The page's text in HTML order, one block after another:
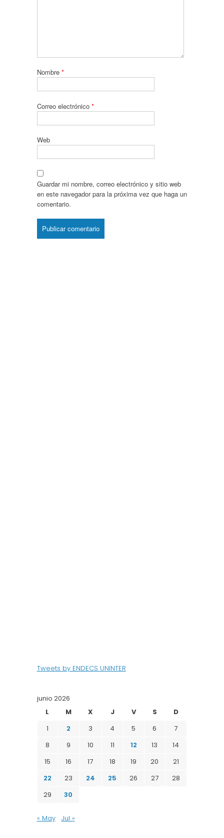
Nombre *
Correo electrónico *
Web
Guardar mi nombre, correo electrónico y sitio web
en este navegador para la próxima vez que haga un
comentario.
Tweets by ENDECS UNINTER
junio 2026
L
M X J V S
D
1
2 3 4 5 6
7
8
9 10 11 12 13
14
15
16 17 18 19 20
21
22
23 24 25 26 27
28
29
30
« May Jul »